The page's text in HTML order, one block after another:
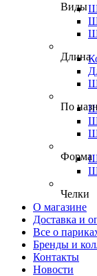
Виды
Длина
По
Форма
Челки
О магазине
Доставка и
Все о
Бренды и
Контакты
Новости